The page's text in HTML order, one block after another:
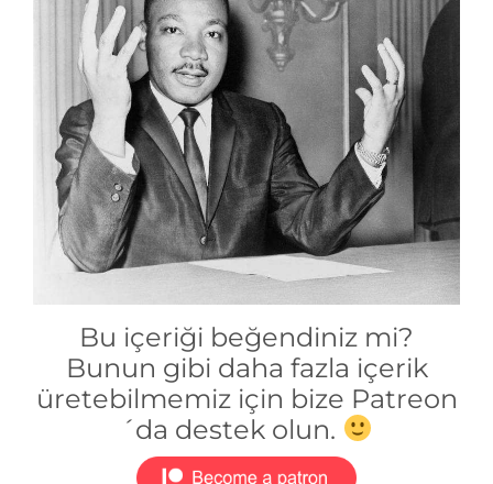
Bu içeriği beğendiniz mi?
Bunun gibi daha fazla içerik
üretebilmemiz için bize Patreon
´da destek olun.